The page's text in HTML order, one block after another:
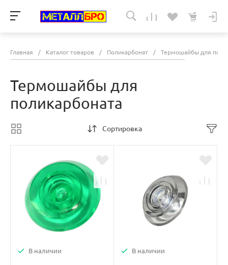
Главная / Каталог товаров / Поликарбонат / Термошайбы для
Термошайбы для
поликарбоната
Сортировка
В наличии В наличии